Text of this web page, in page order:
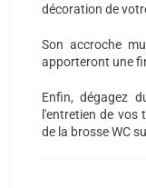
décoration de
Son accroche
apporteront une
Enfin, dégagez
l'entretien de vos
de la brosse WC